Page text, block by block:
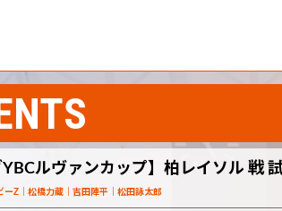
YBCルヴァンカップ】柏レイソル 戦
ーZ 松橋力蔵 吉田陣平 松田詠太郎